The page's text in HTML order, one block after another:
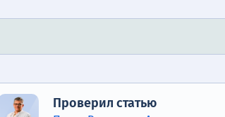
Проверил статью